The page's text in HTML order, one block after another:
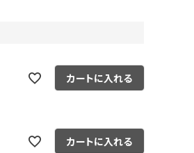
カートに入れる
カートに入れる